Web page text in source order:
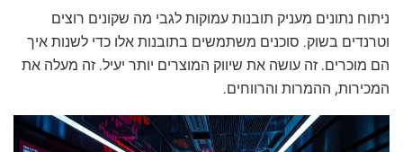
ניתוח נתונים מעניק תובנות עמוקות לגבי מה שקונים רוצים
וטרנדים בשוק. סוכנים משתמשים בתובנות אלו כדי לשנות איך
הם מוכרים. זה עושה את שיווק המוצרים יותר יעיל. זה מעלה את
המכירות, ההמרות והרווחים.